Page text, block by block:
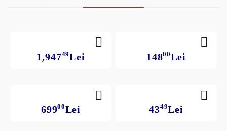
1,94749Lei 14800Lei
69900Lei 4349Lei